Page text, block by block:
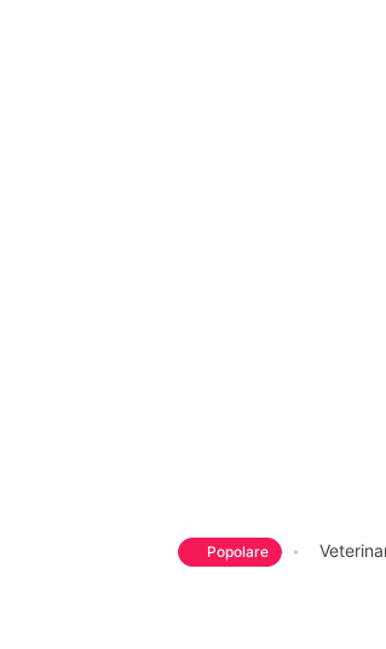
Popolare